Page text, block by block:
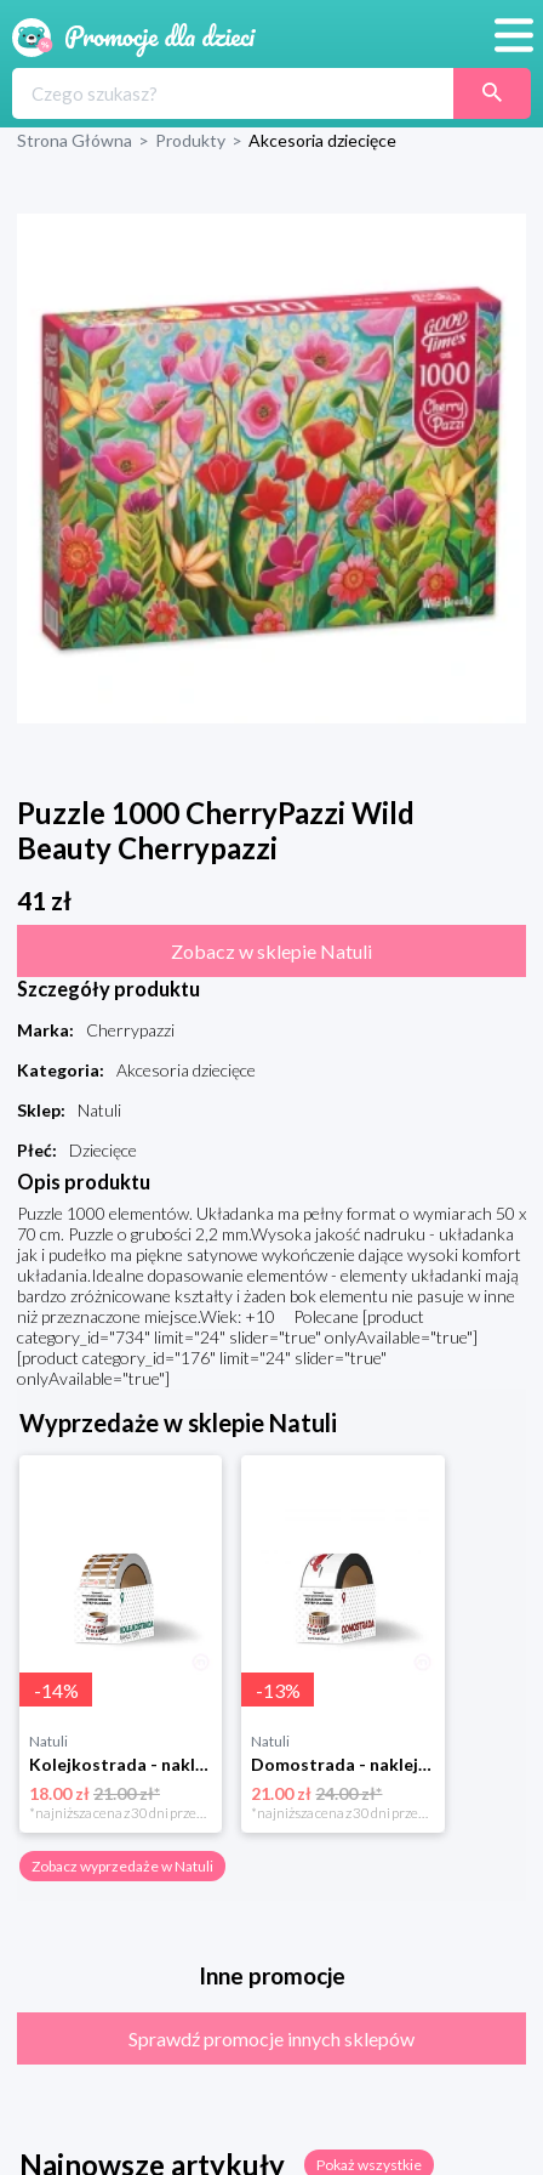
Produkty
Wyprawka
Strona Główna > Produkty > Akcesoria dziecięce
Puzzle 1000 CherryPazzi Wild
Beauty Cherrypazzi
41 zł
Zobacz w sklepie Natuli
Szczegóły produktu
Marka:
Cherrypazzi
Kategoria:
Akcesoria dziecięce
Sklep:
Natuli
Płeć: Dziecięce
Opis produktu
Puzzle 1000 elementów. Układanka ma pełny format o wymiarach 50 x
70 cm. Puzzle o grubości 2,2 mm.Wysoka jakość nadruku - układanka
jak i pudełko ma piękne satynowe wykończenie dające wysoki komfort
układania.Idealne dopasowanie elementów - elementy układanki mają
bardzo zróżnicowane kształty i żaden bok elementu nie pasuje w inne
niż przeznaczone miejsce.Wiek: +10 Polecane [product
category_id="734" limit="24" slider="true" onlyAvailable="true"]
[product category_id="176" limit="24" slider="true"
onlyAvailable="true"]
Wyprzedaże w sklepie Natuli
-14%
Natuli
Kolejkostrada - naklejaj tory Zuzutoys
18.00 zł21.00 zł*
*najniższa cena z 30 dni przed obniżką
-13%
Natuli
Domostrada - naklejaj ulice Zuzutoys
21.00 zł 24.00 zł*
*najniższa cena z 30 dni przed obniżką
Zobacz wyprzedaże w Natuli
Inne promocje
Sprawdź promocje innych sklepów
Najnowsze artykuły Pokaż wszystkie